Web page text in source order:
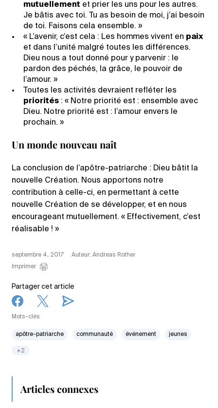
mutuellement et prier les uns pour les autres.
Je bâtis avec toi. Tu as besoin de moi, j’ai besoin
de toi. Faisons cela ensemble. »
« L’avenir, c’est cela : Les hommes vivent en paix
et dans l’unité malgré toutes les différences.
Dieu nous a tout donné pour y parvenir : le
pardon des péchés, la grâce, le pouvoir de
l’amour. »
Toutes les activités devraient refléter les
priorités : « Notre priorité est : ensemble avec
Dieu. Notre priorité est : l’amour envers le
prochain. »
Un monde nouveau naît
La conclusion de l’apôtre-patriarche : Dieu bâtit la
nouvelle Création. Nous apportons notre
contribution à celle-ci, en permettant à cette
nouvelle Création de se développer, et en nous
encourageant mutuellement. « Effectivement, c’est
réalisable ! »
septembre 4, 2017
Auteur: Andreas Rother
Imprimer
Partager cet article
Mots-clés
apôtre-patriarche communauté événement jeunes
+2
Articles connexes